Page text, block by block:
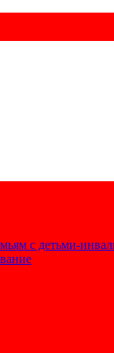
с детьми-